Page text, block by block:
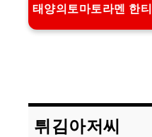
태양의토마토라멘 한
튀김아저씨